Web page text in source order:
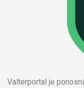
Valterportal je